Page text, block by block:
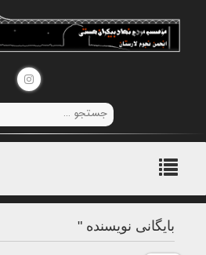
منوی
اصلی
بایگانی نویسنده "